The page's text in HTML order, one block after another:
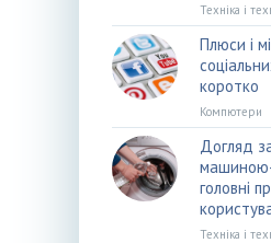
Техніка і
Плюси і
коротко
Компютери
Догляд
головні
Техніка і